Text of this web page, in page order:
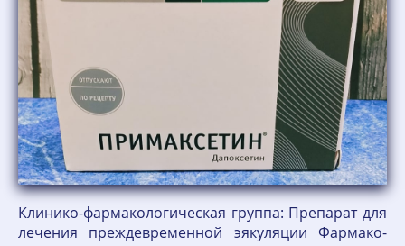
Клинико-фармакологическая группа: Препарат для
лечения преждевременной эякуляции Фармако-